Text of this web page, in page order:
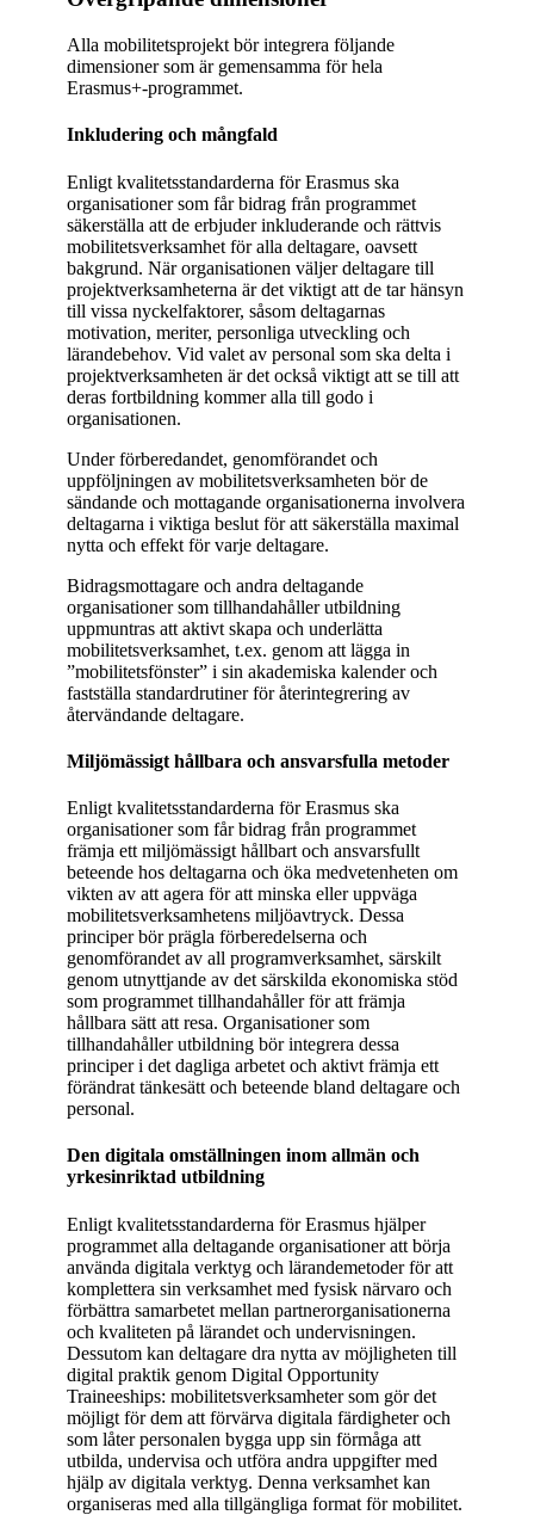
Alla mobilitetsprojekt bör integrera följande
dimensioner som är gemensamma för hela
Erasmus+-programmet.
Inkludering och mångfald
Enligt kvalitetsstandarderna för Erasmus ska
organisationer som får bidrag från programmet
säkerställa att de erbjuder inkluderande och rättvis
mobilitetsverksamhet för alla deltagare, oavsett
bakgrund. När organisationen väljer deltagare till
projektverksamheterna är det viktigt att de tar hänsyn
till vissa nyckelfaktorer, såsom deltagarnas
motivation, meriter, personliga utveckling och
lärandebehov. Vid valet av personal som ska delta i
projektverksamheten är det också viktigt att se till att
deras fortbildning kommer alla till godo i
organisationen.
Under förberedandet, genomförandet och
uppföljningen av mobilitetsverksamheten bör de
sändande och mottagande organisationerna involvera
deltagarna i viktiga beslut för att säkerställa maximal
nytta och effekt för varje deltagare.
Bidragsmottagare och andra deltagande
organisationer som tillhandahåller utbildning
uppmuntras att aktivt skapa och underlätta
mobilitetsverksamhet, t.ex. genom att lägga in
”mobilitetsfönster” i sin akademiska kalender och
fastställa standardrutiner för återintegrering av
återvändande deltagare.
Miljömässigt hållbara och ansvarsfulla metoder
Enligt kvalitetsstandarderna för Erasmus ska
organisationer som får bidrag från programmet
främja ett miljömässigt hållbart och ansvarsfullt
beteende hos deltagarna och öka medvetenheten om
vikten av att agera för att minska eller uppväga
mobilitetsverksamhetens miljöavtryck. Dessa
principer bör prägla förberedelserna och
genomförandet av all programverksamhet, särskilt
genom utnyttjande av det särskilda ekonomiska stöd
som programmet tillhandahåller för att främja
hållbara sätt att resa. Organisationer som
tillhandahåller utbildning bör integrera dessa
principer i det dagliga arbetet och aktivt främja ett
förändrat tänkesätt och beteende bland deltagare och
personal.
Den digitala omställningen inom allmän och
yrkesinriktad utbildning
Enligt kvalitetsstandarderna för Erasmus hjälper
programmet alla deltagande organisationer att börja
använda digitala verktyg och lärandemetoder för att
komplettera sin verksamhet med fysisk närvaro och
förbättra samarbetet mellan partnerorganisationerna
och kvaliteten på lärandet och undervisningen.
Dessutom kan deltagare dra nytta av möjligheten till
digital praktik genom Digital Opportunity
Traineeships: mobilitetsverksamheter som gör det
möjligt för dem att förvärva digitala färdigheter och
som låter personalen bygga upp sin förmåga att
utbilda, undervisa och utföra andra uppgifter med
hjälp av digitala verktyg. Denna verksamhet kan
organiseras med alla tillgängliga format för mobilitet.